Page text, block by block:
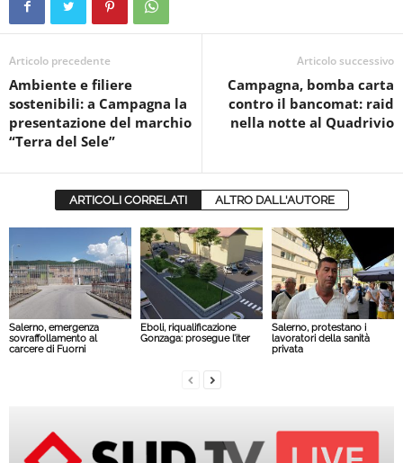
Articolo precedente
Ambiente e filiere
sostenibili: a Campagna la
presentazione del marchio
“Terra del Sele”
Articolo successivo
Campagna, bomba carta
contro il bancomat: raid
nella notte al Quadrivio
ARTICOLI CORRELATI ALTRO DALL'AUTORE
Salerno, emergenza
sovraffollamento al
carcere di Fuorni
Eboli, riqualificazione
Gonzaga: prosegue l’iter
Salerno, protestano i
lavoratori della sanità
privata